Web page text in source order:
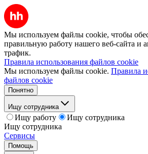
Мы используем файлы cookie, чтобы
правильную работу нашего веб-сайта и
трафик.
Правила использования файлов cookie
Мы используем файлы cookie. Правила
файлов cookie
Понятно
Ищу сотрудника
Ищу работу
Ищу сотрудника
Ищу сотрудника
Сервисы
Помощь